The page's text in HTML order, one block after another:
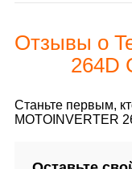
Отзывы о
264D
Станьте первым,
MOTOINVERTER